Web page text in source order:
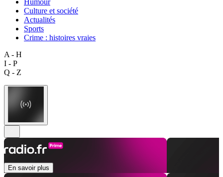
Culture et société
Actualités
Sports
Crime : histoires vraies
A - H
I - P
Q - Z
En savoir plus